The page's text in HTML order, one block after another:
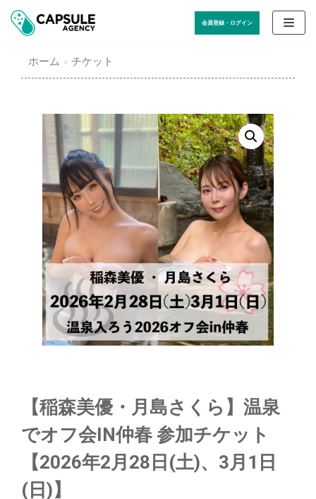
コ
ン
ツ
会員登録・ログイン
ホーム » チケット
【稲森美優・月島さくら】温泉
でオフ会IN仲春 参加チケット
【2026年2月28日(土)、3月1日
(日)】